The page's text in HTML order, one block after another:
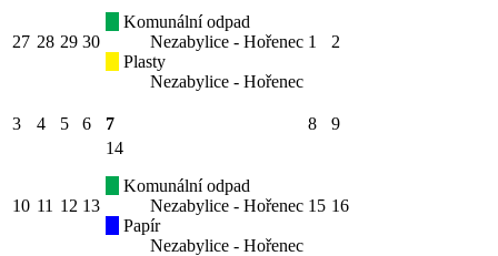
27 28 29 30
Komunální odpad
Nezabylice - Hořenec
Plasty
Nezabylice - Hořenec
1 2
3 4 5 6 7 8 9
10 11 12 13
14
Komunální odpad
Nezabylice - Hořenec
Papír
Nezabylice - Hořenec
15 16